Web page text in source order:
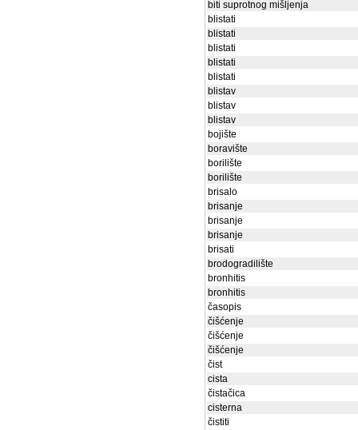
biti suprotnog mišljenja
blistati
blistati
blistati
blistati
blistati
blistav
blistav
blistav
bojište
boravište
borilište
borilište
brisalo
brisanje
brisanje
brisanje
brisati
brodogradilište
bronhitis
bronhitis
časopis
čišćenje
čišćenje
čišćenje
čist
cista
čistačica
cisterna
čistiti